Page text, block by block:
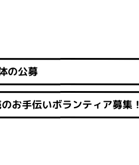
の公募
お手伝いボランティア募集！